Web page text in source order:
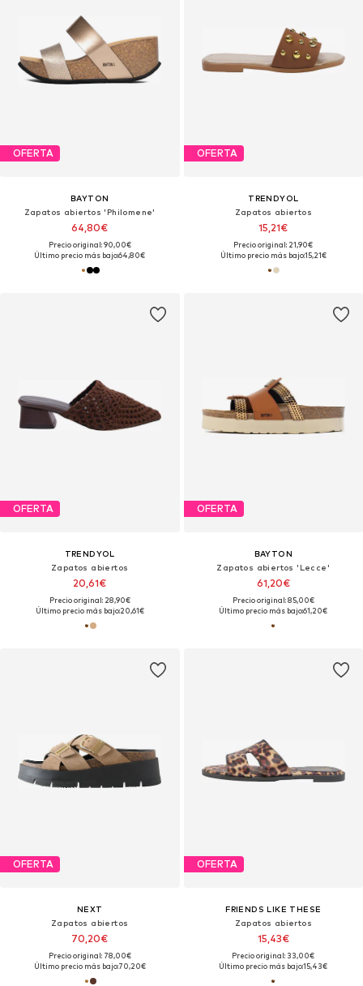
OFERTA
BAYTON
Zapatos abiertos 'Philomene'
64,80€
Precio original: 90,00€
Último precio más bajo:64,80€
OFERTA
TRENDYOL
Zapatos abiertos
15,21€
Precio original: 21,90€
Último precio más bajo:15,21€
OFERTA
TRENDYOL
Zapatos abiertos
20,61€
Precio original: 28,90€
Último precio más bajo:20,61€
OFERTA
BAYTON
Zapatos abiertos 'Lecce'
61,20€
Precio original: 85,00€
Último precio más bajo:61,20€
OFERTA
NEXT
Zapatos abiertos
70,20€
Precio original: 78,00€
Último precio más bajo:70,20€
OFERTA
FRIENDS LIKE THESE
Zapatos abiertos
15,43€
Precio original: 33,00€
Último precio más bajo:15,43€